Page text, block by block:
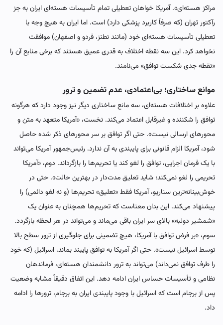
مراکز هسته‌ای». آمریکا خواهان تعطیلی تمام تأسیسات هسته‌ای ایران به جز
رآکتور تهران (که صرفاً کاربرد پزشکی دارد) است. اما ایران به هیچ وجه با
تعطیلی تأسیسات هسته‌ای خود (مانند نطنز، فردو و اصفهان) موافقت
نخواهد کرد. این سه نقطه اختلاف به قدری عمیق هستند که برخی منابع آن را
«نقطه جدی شکست توافق» می‌نامند.
موانع ساختاری؛ بی‌اعتمادی، عدم تضمین و ترور
علاوه بر اختلافات هسته‌ای، سه مانع ساختاری دیگر نیز وجود دارد که هرگونه
توافق را شکننده و غیرقابل اعتماد می‌کند. نخست، «آمریکا متعهد به متن و
محورهای ارسالی نیست». حتی اگر توافق بر سر محورهای ذکر شده حاصل
شود، آمریکا الزام قانونی برای پایبندی به آن ندارد. رئیس‌جمهور آمریکا می‌تواند
با یک فرمان اجرایی، توافق را لغو کند یا تحریم‌ها را بازگرداند. دوم، «آمریکا
تحریمی را لغو نمی‌کند؛ شاید تعلیق مدت‌دار در بهترین حالت». حتی در
خوش‌بینانه‌ترین سناریو، آمریکا فقط «تعلیق» تحریم‌ها (و نه لغو دائمی) را
پیشنهاد می‌کند. این بدان معناست که تحریم‌ها همچنان به عنوان یک
«شمشیر دولبه» بالای سر ایران باقی می‌ماند و می‌تواند در هر لحظه بازگردد.
سوم، «بر فرض توافق با آمریکا، هیچ تضمینی برای جلوگیری از ترور سطح بالا
توسط اسرائیل نیست». حتی اگر آمریکا به توافق پایبند بماند، اسرائیل (که خود
را طرف توافق نمی‌داند) می‌تواند به ترور دانشمندان هسته‌ای، فرماندهان
نظامی و تأسیسات حساس ایران ادامه دهد. این اتفاق دقیقاً مشابه وضعیت
پس از برجام است که اسرائیل با وجود پایبندی ایران به برجام، ترورها را ادامه
داد.